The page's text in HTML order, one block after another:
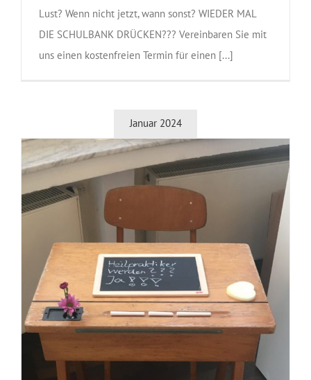
Lust? Wenn nicht jetzt, wann sonst? WIEDER MAL
DIE SCHULBANK DRÜCKEN??? Vereinbaren Sie mit
uns einen kostenfreien Termin für einen [...]
Januar 2024